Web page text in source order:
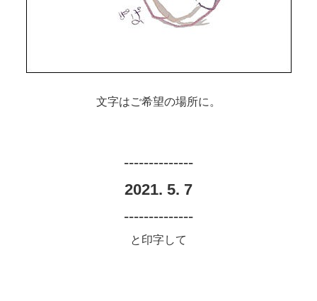
文字はご希望の場所に。
--------------
2021. 5. 7
--------------
と印字して